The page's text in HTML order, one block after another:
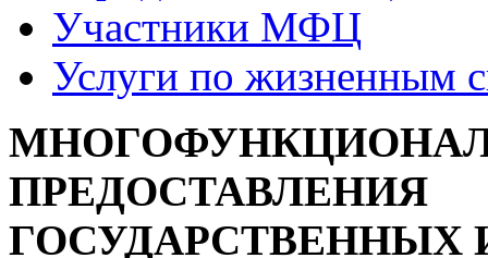
Участники МФЦ
Услуги по жизненным
ПРЕДОСТАВЛЕНИЯ